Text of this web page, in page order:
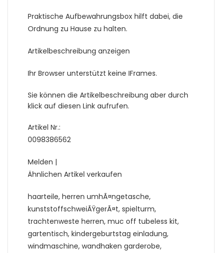
Praktische Aufbewahrungsbox hilft dabei, die
Ordnung zu Hause zu halten.
Artikelbeschreibung anzeigen
Ihr Browser unterstützt keine IFrames.
Sie können die Artikelbeschreibung aber durch
klick auf diesen Link aufrufen.
Artikel Nr.:
0098386562
Melden |
Ähnlichen Artikel verkaufen
haarteile, herren umhÃ¤ngetasche,
kunststoffschweiÃŸgerÃ¤t, spielturm,
trachtenweste herren, muc off tubeless kit,
gartentisch, kindergeburtstag einladung,
windmaschine, wandhaken garderobe,